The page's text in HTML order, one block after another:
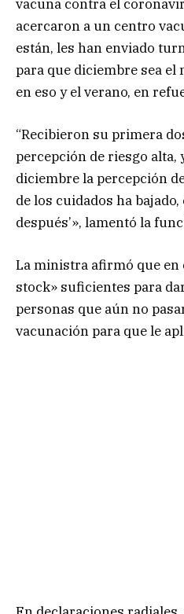
vacuna contra el
acercaron a un centro
están, les han enviado
para que diciembre sea el
en eso y el verano, en
“Recibieron su primera
percepción de riesgo alta,
diciembre la percepción
de los cuidados ha
después’», lamentó la
La ministra afirmó que en
stock» suficientes para
personas que aún no
vacunación para que le